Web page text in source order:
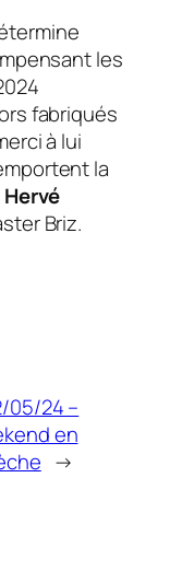
les
fabriqués
à lui
la
Briz.
05/24 –
en
→